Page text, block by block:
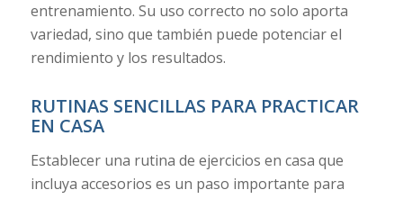
entrenamiento. Su uso correcto no solo aporta
variedad, sino que también puede potenciar el
rendimiento y los resultados.
RUTINAS SENCILLAS PARA PRACTICAR
EN CASA
Establecer una rutina de ejercicios en casa que
incluya accesorios es un paso importante para